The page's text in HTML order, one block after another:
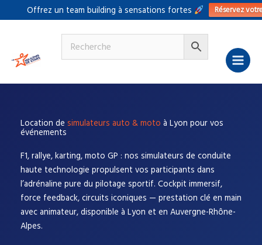
Offrez un team building à sensations fortes Réservez
au
Location de simulateurs auto & moto à Lyon pour vos
événements
F1, rallye, karting, moto GP : nos simulateurs de conduite
haute technologie propulsent vos participants dans
l’adrénaline pure du pilotage sportif. Cockpit immersif,
force feedback, circuits iconiques — prestation clé en main
avec animateur, disponible à Lyon et en Auvergne-Rhône-
Alpes.